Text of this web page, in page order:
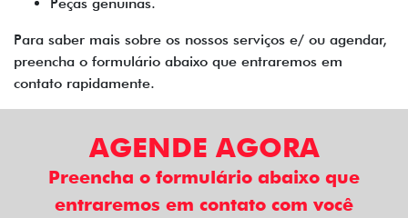
Para saber mais sobre os nossos serviços e/ ou agendar,
preencha o formulário abaixo que entraremos em
contato rapidamente.
AGENDE AGORA
Preencha o formulário abaixo que
entraremos em contato com você